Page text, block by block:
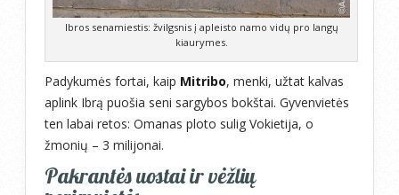
Ibros senamiestis: žvilgsnis į apleisto namo vidų pro langų
kiaurymes.
Padykumės fortai, kaip Mitribo, menki, užtat kalvas
aplink Ibrą puošia seni sargybos bokštai. Gyvenvietės
ten labai retos: Omanas ploto sulig Vokietija, o
žmonių – 3 milijonai.
Pakrantės uostai ir vėžlių